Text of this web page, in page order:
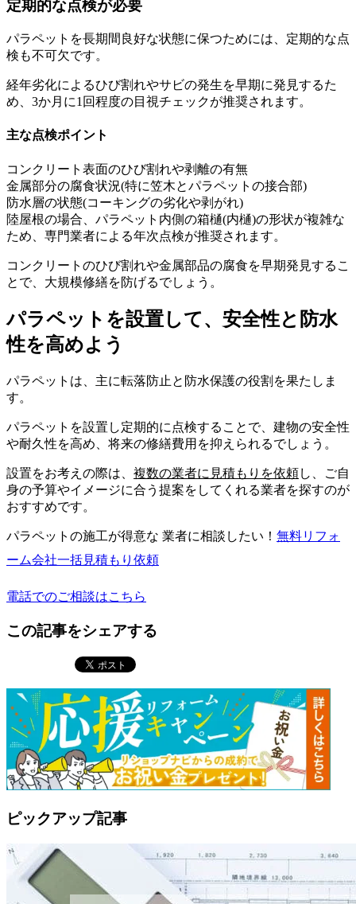
定期的な点検が必要
パラペットを長期間良好な状態に保つためには、定期的な点
検も不可欠です。
経年劣化によるひび割れやサビの発生を早期に発見するた
め、3か月に1回程度の目視チェックが推奨されます。
主な点検ポイント
コンクリート表面のひび割れや剥離の有無
金属部分の腐食状況(特に笠木とパラペットの接合部)
防水層の状態(コーキングの劣化や剥がれ)
陸屋根の場合、パラペット内側の箱樋(内樋)の形状が複雑な
ため、専門業者による年次点検が推奨されます。
コンクリートのひび割れや金属部品の腐食を早期発見するこ
とで、大規模修繕を防げるでしょう。
パラペットを設置して、安全性と防水
性を高めよう
パラペットは、主に転落防止と防水保護の役割を果たしま
す。
パラペットを設置し定期的に点検することで、建物の安全性
や耐久性を高め、将来の修繕費用を抑えられるでしょう。
設置をお考えの際は、 複数の業者に見積もりを依頼し、ご自
身の予算やイメージに合う提案をしてくれる業者を探すのが
おすすめです。
パラペットの施工が得意な 業者に相談したい！ 無料リフォ
ーム会社一括見積もり依頼
電話でのご相談はこちら
この記事をシェアする
ピックアップ記事